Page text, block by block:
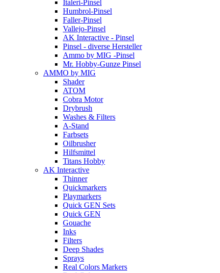
Italeri-Pinsel
Humbrol-Pinsel
Faller-Pinsel
Vallejo-Pinsel
AK Interactive - Pinsel
Pinsel - diverse Hersteller
Ammo by MIG -Pinsel
Mr. Hobby-Gunze Pinsel
AMMO by MIG
Shader
ATOM
Cobra Motor
Drybrush
Washes & Filters
A-Stand
Farbsets
Oilbrusher
Hilfsmittel
Titans Hobby
AK Interactive
Thinner
Quickmarkers
Playmarkers
Quick GEN Sets
Quick GEN
Gouache
Inks
Filters
Deep Shades
Sprays
Real Colors Markers